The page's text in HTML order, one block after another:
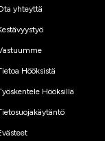
yhteyttä
Hööksistä
Hööksillä